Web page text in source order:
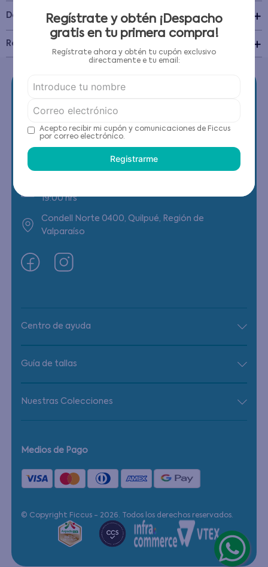
Detalles del Producto +
Recomendaciones de cuidado
Contáctanos
(22) 6178818 - Compras Internet
19:00 hrs
Condell Norte 0400, Quilpué, Región de
Valparaíso
Centro de ayuda
Guía de tallas
Nuestras Colecciones
Medios de Pago
© Copyright Ficcus - 2026. Todos los derechos reservados.
Regístrate y obtén ¡Despacho
gratis en tu primera compra!
Regístrate ahora y obtén tu cupón exclusivo
directamente e tu email:
Acepto recibir mi cupón y comunicaciones de Ficcus
por correo electrónico.
Registrarme